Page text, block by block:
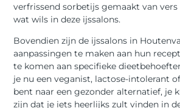
verfrissend sorbetijs gemaakt van
wat wils in deze ijssalons.
Bovendien zijn de ijssalons in
aanpassingen te maken aan hun
te komen aan specifieke
je nu een veganist, lactose-intolerant
bent naar een gezonder alternatief, je
zijn dat je iets heerlijks zult vinden in